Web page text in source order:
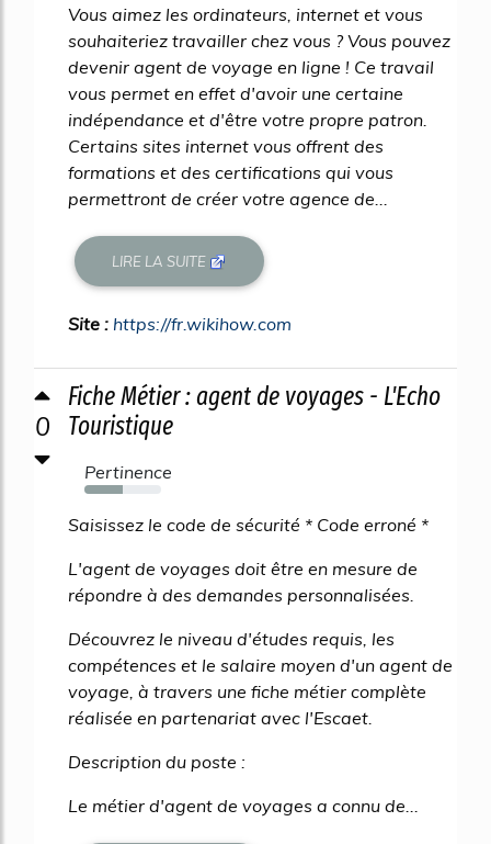
Vous aimez les ordinateurs, internet et vous
souhaiteriez travailler chez vous ? Vous pouvez
devenir agent de voyage en ligne ! Ce travail
vous permet en effet d'avoir une certaine
indépendance et d'être votre propre patron.
Certains sites internet vous offrent des
formations et des certifications qui vous
permettront de créer votre agence de...
LIRE LA SUITE
Site : https://fr.wikihow.com
0
Fiche Métier : agent de voyages - L'Echo
Touristique
Pertinence
50%
Saisissez le code de sécurité * Code erroné *
L'agent de voyages doit être en mesure de
répondre à des demandes personnalisées.
Découvrez le niveau d'études requis, les
compétences et le salaire moyen d'un agent de
voyage, à travers une fiche métier complète
réalisée en partenariat avec l'Escaet.
Description du poste :
Le métier d'agent de voyages a connu de...